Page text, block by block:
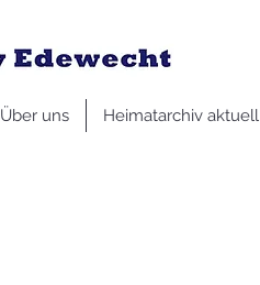
Über uns Heimatarchiv aktuell